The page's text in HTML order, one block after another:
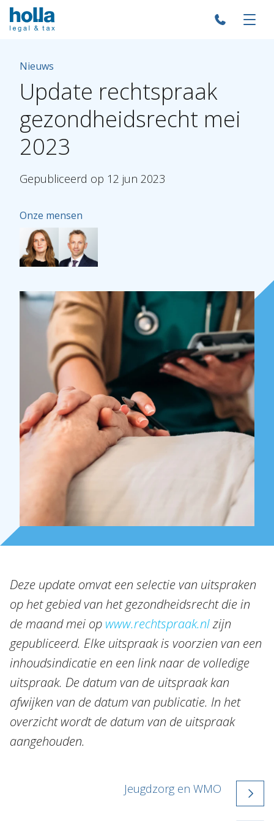
Over Holla
Onze mensen
Expertises
Topics
Internationaal
Nieuws
Update rechtspraak
gezondheidsrecht mei
2023
Gepubliceerd op 12 jun 2023
Onze mensen
Deze update omvat een selectie van uitspraken
op het gebied van het gezondheidsrecht die in
de maand mei op www.rechtspraak.nlzijn
gepubliceerd. Elke uitspraak is voorzien van een
inhoudsindicatie en een link naar de volledige
uitspraak. De datum van de uitspraak kan
afwijken van de datum van publicatie. In het
overzicht wordt de datum van de uitspraak
aangehouden.
Jeugdzorg en WMO